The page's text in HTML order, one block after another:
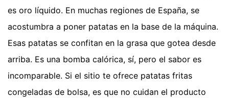
es oro líquido. En muchas regiones de España, se
acostumbra a poner patatas en la base de la máquina.
Esas patatas se confitan en la grasa que gotea desde
arriba. Es una bomba calórica, sí, pero el sabor es
incomparable. Si el sitio te ofrece patatas fritas
congeladas de bolsa, es que no cuidan el producto